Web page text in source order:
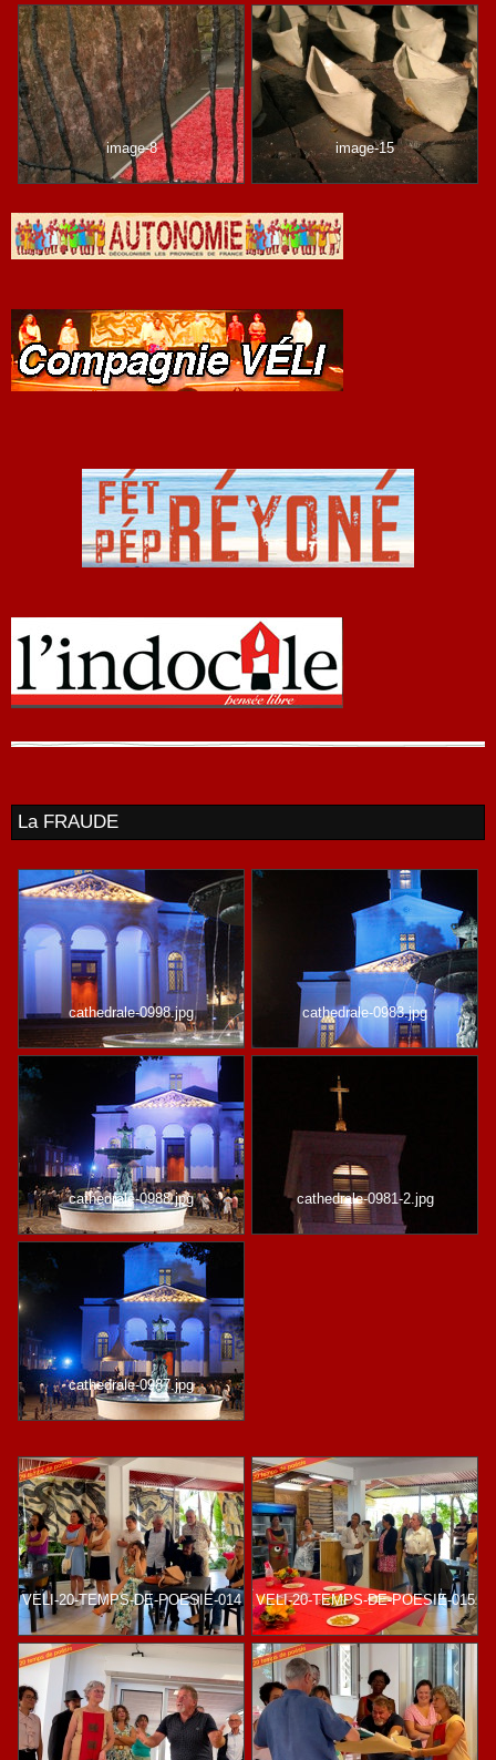
image-8 image-15
La FRAUDE
cathedrale-0998.jpg cathedrale-0983.jpg
cathedrale-0988.jpg cathedrale-0981-2.jpg
cathedrale-0987.jpg
VELI-20-TEMPS-DE-POESIE-014 VELI-20-TEMPS-DE-POESIE-015